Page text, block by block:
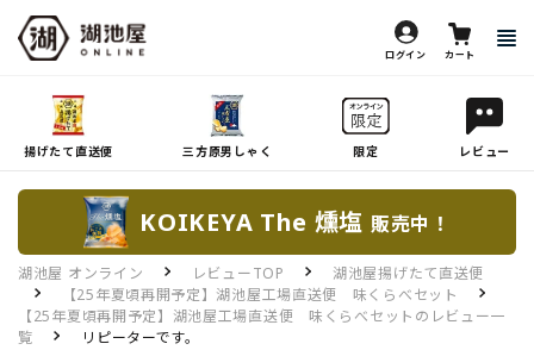
ログイン カート
揚げたて直送便 三方原男しゃく 限定 レビュー
KOIKEYA The 燻塩 販売中！
湖池屋 オンライン レビューTOP
湖池屋揚げたて直送便
【25年夏頃再開予定】湖池屋工場直送便 味くらべセット
【25年夏頃再開予定】湖池屋工場直送便 味くらべセットのレビュー一
覧
リピーターです。